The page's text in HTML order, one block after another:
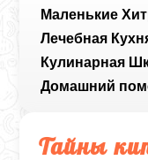
Маленькие
Лечебная
Кулинарная
Домашний
Тайны